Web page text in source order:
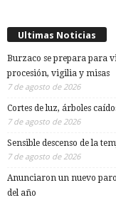
Ultimas Noticias
Burzaco se prepara para
procesión, vigilia y misas
7 de agosto de 2026
Cortes de luz, árboles
7 de agosto de 2026
Sensible descenso de la
7 de agosto de 2026
Anunciaron un nuevo
del año